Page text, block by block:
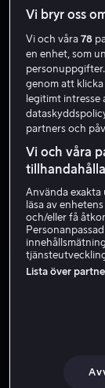
Från 59 kr
Vi bryr oss
Vi och våra78
en enhet, som
genom att
legitimt intresse
partners och
Vi och våra
Använda
läsa av
och/eller få
Lista över